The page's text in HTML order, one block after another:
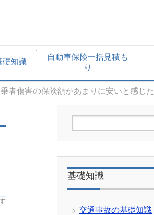
礎知識
自動車保険一括見積も
り
者傷害の保険額があまりに安いと感じた
基礎知識
交通事故の基礎知識